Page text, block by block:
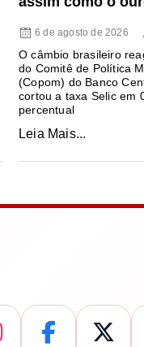
6 de agosto de 2026
O câmbio brasileiro
do Comitê de Política
(Copom) do Banco
cortou a taxa Selic em
percentual
Leia Mais...